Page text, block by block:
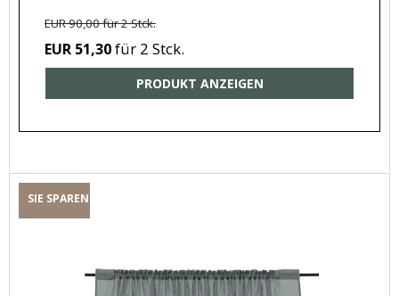
EUR 90,00 für 2 Stck.
EUR 51,30für 2 Stck.
PRODUKT ANZEIGEN
SIE SPAREN